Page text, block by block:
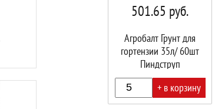
501.65 руб.
Агробалт Грунт для
гортензии 35л/ 60шт
Пиндструп
+ в корзину